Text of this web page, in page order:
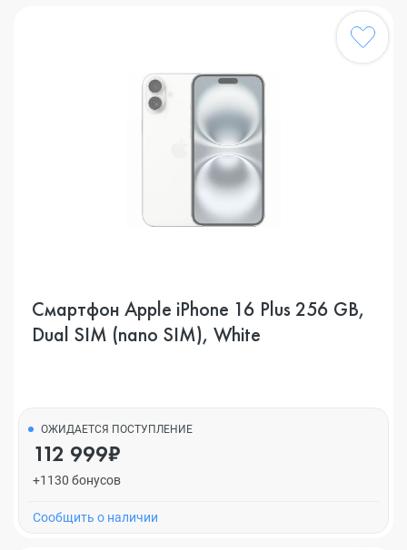
Смартфон Apple iPhone 16 Plus 256 GB,
Dual SIM (nano SIM), White
ОЖИДАЕТСЯ ПОСТУПЛЕНИЕ
112 999₽
+1130 бонусов
Cообщить о наличии